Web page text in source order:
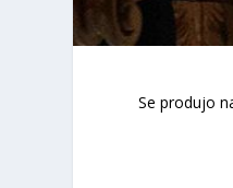
Se produjo